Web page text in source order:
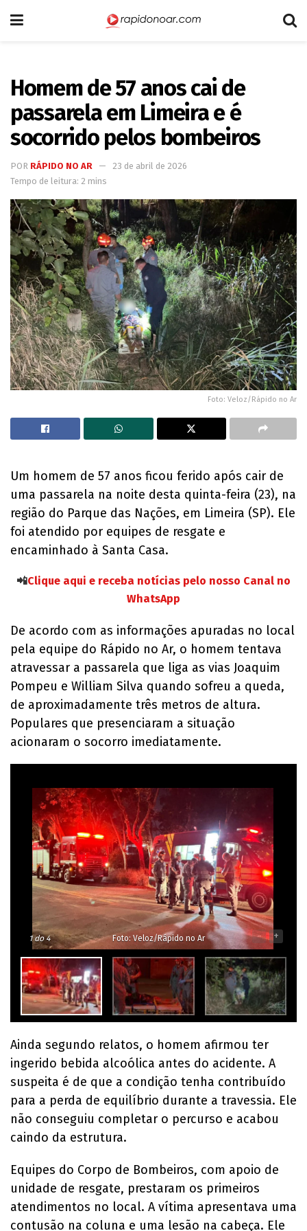
Homem de 57 anos cai de
passarela em Limeira e é
socorrido pelos bombeiros
POR RÁPIDO NO AR
23 de abril de 2026
Tempo de leitura: 2 mins
Foto: Veloz/Rápido no Ar
Um homem de 57 anos ficou ferido após cair de
uma passarela na noite desta quinta-feira (23), na
região do Parque das Nações, em Limeira (SP). Ele
foi atendido por equipes de resgate e
encaminhado à Santa Casa.
📲Clique aqui e receba notícias pelo nosso Canal no
WhatsApp
De acordo com as informações apuradas no local
pela equipe do Rápido no Ar, o homem tentava
atravessar a passarela que liga as vias Joaquim
Pompeu e William Silva quando sofreu a queda,
de aproximadamente três metros de altura.
Populares que presenciaram a situação
acionaram o socorro imediatamente.
1do 4 Foto: Veloz/Rápido no Ar - +
Ainda segundo relatos, o homem afirmou ter
ingerido bebida alcoólica antes do acidente. A
suspeita é de que a condição tenha contribuído
para a perda de equilíbrio durante a travessia. Ele
não conseguiu completar o percurso e acabou
caindo da estrutura.
Equipes do Corpo de Bombeiros, com apoio de
unidade de resgate, prestaram os primeiros
atendimentos no local. A vítima apresentava uma
contusão na coluna e uma lesão na cabeça. Ele